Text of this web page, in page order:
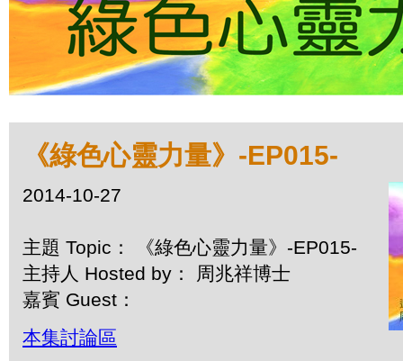
《綠色心靈力量》-EP015-
2014-10-27
主題 Topic： 《綠色心靈力量》-EP015-
主持人 Hosted by： 周兆祥博士
嘉賓 Guest：
本集討論區